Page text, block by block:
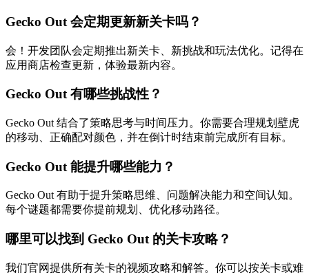
Gecko Out 会定期更新新关卡吗？
会！开发团队会定期推出新关卡、新挑战和玩法优化。记得在
应用商店检查更新，体验最新内容。
Gecko Out 有哪些挑战性？
Gecko Out 结合了策略思考与时间压力。你需要合理规划壁虎
的移动、正确配对颜色，并在倒计时结束前完成所有目标。
Gecko Out 能提升哪些能力？
Gecko Out 有助于提升策略思维、问题解决能力和空间认知。
每个谜题都需要你提前规划、优化移动路径。
哪里可以找到 Gecko Out 的关卡攻略？
我们官网提供所有关卡的视频攻略和解答。你可以按关卡或难